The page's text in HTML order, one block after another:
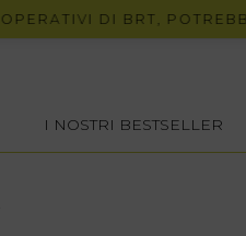
DI BRT,
I NOSTRI BESTSELLER